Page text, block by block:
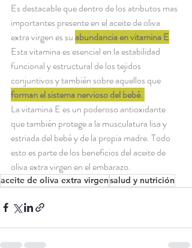
Es destacable que dentro de los atributos mas
importantes presente en el aceite de oliva
extra virgen es su abundancia en vitamina E.
Esta vitamina es esencial en la estabilidad
funcional y estructural de los tejidos
conjuntivos y también sobre aquellos que
forman el sistema nervioso del bebé.
La vitamina E es un poderoso antioxidante
que también protege a la musculatura lisa y
estriada del bebé y de la propia madre. Todo
esto es parte de los beneficios del aceite de
oliva extra virgen en el embarazo.
aceite de oliva extra virgensalud y nutrición